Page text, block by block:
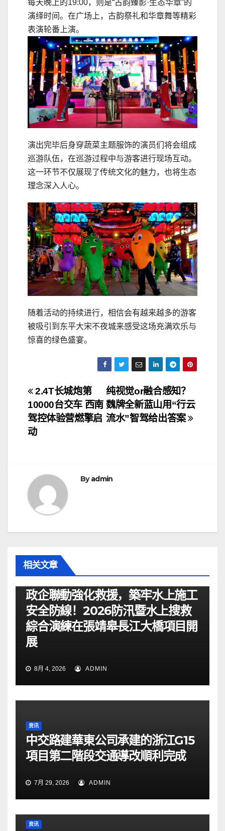
每天晚上的19:00，则是“古韵臻影·生态华章”的
演绎时间。在广场上，古韵祭礼和华章舞等精彩
表演轮番上演。
演出完毕后身穿蔬菜主题服饰的演员们将会组成
巡游队伍，在巡游过程中与游客进行现场互动。
这一环节不仅展现了传统文化的魅力，也将生态
理念深入人心。
随着活动的持续进行，相信会有越来越多的游客
被吸引到东平大宋不夜城来感受这场充满欢乐与
惊喜的绿色盛宴。
文
章
导
纯视觉or融合感知？
魏牌全新蓝山用“行云
流水”智驾给出答案
2.4T长城炮第
10000台交车 西南
驾控体验营燃擎启
动
Byadmin
相关文章
政企聯動強化救援，築牢水上施工
安全防線！2026防汛暨水上搜救
綜合演練在張靖皋長江大橋項目開
展
8月 4, 2026 ADMIN
资讯
中交路建華東公司承建的浙江G15
項目第二階段交通導改順利完成
7月 29, 2026 ADMIN
资讯